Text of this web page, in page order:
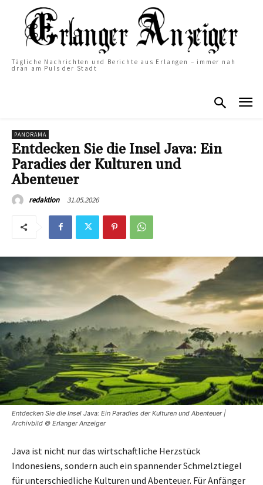
Tägliche Nachrichten und Berichte aus Erlangen – immer nah
dran am Puls der Stadt
PANORAMA
Entdecken Sie die Insel Java: Ein
Paradies der Kulturen und
Abenteuer
redaktion 31.05.2026
Entdecken Sie die Insel Java: Ein Paradies der Kulturen und Abenteuer |
Archivbild © Erlanger Anzeiger
Java ist nicht nur das wirtschaftliche Herzstück
Indonesiens, sondern auch ein spannender Schmelztiegel
für unterschiedliche Kulturen und Abenteuer. Für Anfänger